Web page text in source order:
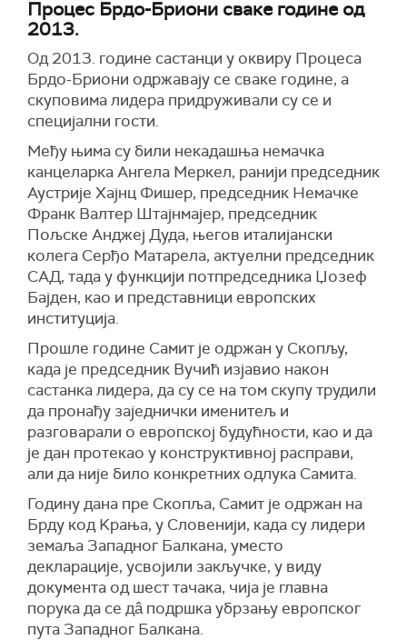
Процес Брдо-Бриони сваке године од
2013.
Од 2013. године састанци у оквиру Процеса
Брдо-Бриони одржавају се сваке године, а
скуповима лидера придруживали су се и
специјални гости.
Међу њима су били некадашња немачка
канцеларка Ангела Меркел, ранији председник
Аустрије Хајнц Фишер, председник Немачке
Франк Валтер Штајнмајер, председник
Пољске Анджеј Дуда, његов италијански
колега Серђо Матарела, актуелни председник
САД, тада у функцији потпредседника Џозеф
Бајден, као и представници европских
институција.
Прошле године Самит је одржан у Скопљу,
када је председник Вучић изјавио након
састанка лидера, да су се на том скупу трудили
да пронађу заједнички именитељ и
разговарали о европској будућности, као и да
је дан протекао у конструктивној расправи,
али да није било конкретних одлука Самита.
Годину дана пре Скопља, Самит је одржан на
Брду код Kрања, у Словенији, када су лидери
земаља Западног Балкана, уместо
декларације, усвојили закључке, у виду
документа од шест тачака, чија је главна
порука да се дâ подршка убрзању европског
пута Западног Балкана.